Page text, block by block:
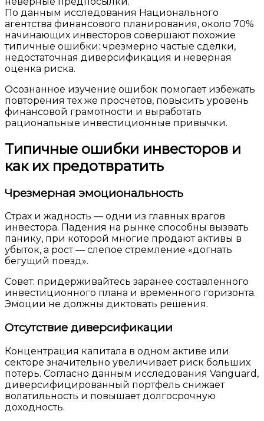
По данным исследования Национального
агентства финансового планирования, около 70%
начинающих инвесторов совершают похожие
типичные ошибки: чрезмерно частые сделки,
недостаточная диверсификация и неверная
оценка риска.
Осознанное изучение ошибок помогает избежать
повторения тех же просчетов, повысить уровень
финансовой грамотности и выработать
рациональные инвестиционные привычки.
Типичные ошибки инвесторов и
как их предотвратить
Чрезмерная эмоциональность
Страх и жадность — одни из главных врагов
инвестора. Падения на рынке способны вызвать
панику, при которой многие продают активы в
убыток, а рост — слепое стремление «догнать
бегущий поезд».
Совет: придерживайтесь заранее составленного
инвестиционного плана и временного горизонта.
Эмоции не должны диктовать решения.
Отсутствие диверсификации
Концентрация капитала в одном активе или
секторе значительно увеличивает риск больших
потерь. Согласно данным исследования Vanguard,
диверсифицированный портфель снижает
волатильность и повышает долгосрочную
доходность.